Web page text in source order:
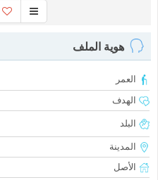
هوية الملف
العمر
الهدف
البلد
المدينة
الأصل